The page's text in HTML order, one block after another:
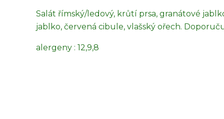
Salát římský/ledový, krůtí prsa, granátové
jablko, červená cibule, vlašský ořech.
alergeny : 12,9,8